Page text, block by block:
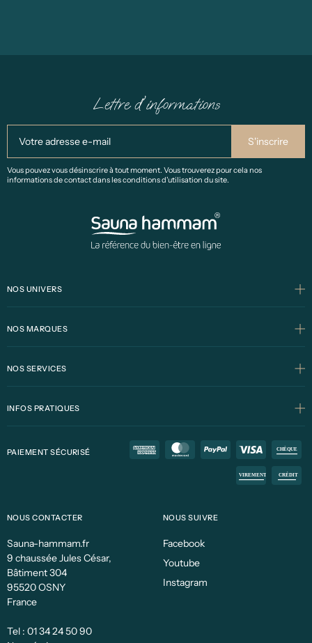
Lettre d'informations
Vous pouvez vous désinscrire à tout moment. Vous trouverez pour cela nos
informations de contact dans les conditions d'utilisation du site.
NOS UNIVERS
NOS MARQUES
NOS SERVICES
INFOS PRATIQUES
PAIEMENT SÉCURISÉ
NOUS CONTACTER
Sauna-hammam.fr
9 chaussée Jules César,
Bâtiment 304
95520 OSNY
France
Tel : 01 34 24 50 90
NOUS SUIVRE
Facebook
Youtube
Instagram